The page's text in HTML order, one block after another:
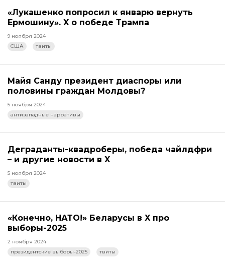
«Лукашенко попросил к январю вернуть
Ермошину». X о победе Трампа
9 ноября 2024
США
твиты
Майя Санду президент диаспоры или
половины граждан Молдовы?
5 ноября 2024
антизападные нарративы
Деграданты-квадроберы, победа чайлдфри
– и другие новости в X
5 ноября 2024
твиты
«Конечно, НАТО!» Беларусы в X про
выборы-2025
2 ноября 2024
президентские выборы-2025
твиты